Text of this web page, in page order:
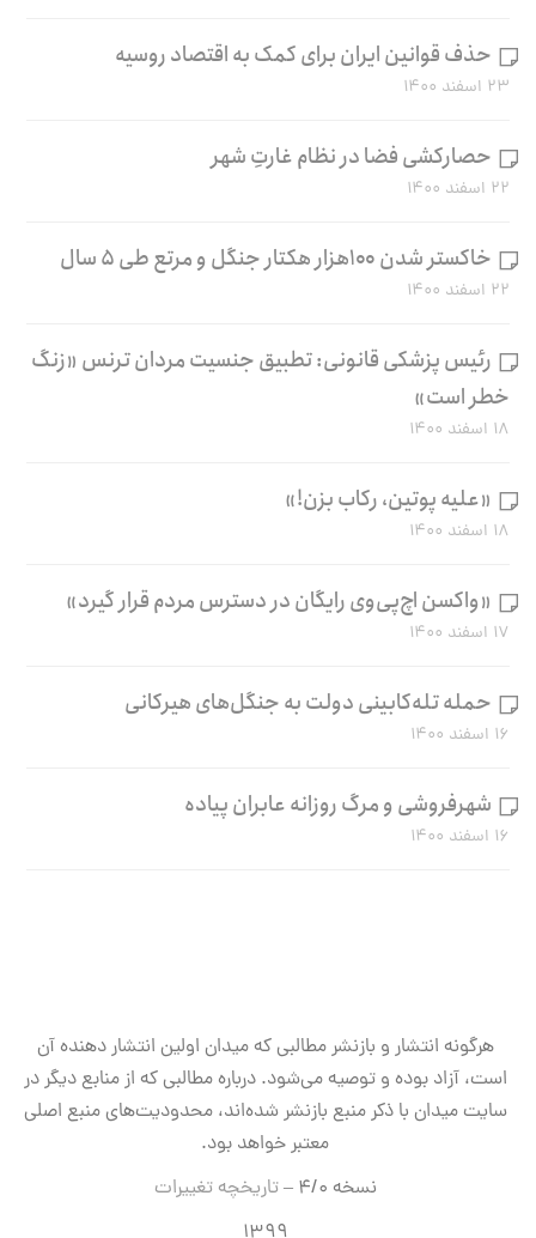
حذف قوانین ایران برای کمک به اقتصاد روسیه
۲۳ اسفند ۱۴۰۰
حصارکشی فضا در نظام غارتِ شهر
۲۲ اسفند ۱۴۰۰
خاکستر شدن ۱۰۰هزار هکتار جنگل و مرتع طی ۵ سال
۲۲ اسفند ۱۴۰۰
رئیس پزشکی قانونی: تطبیق جنسیت مردان ترنس «زنگ
خطر است»
۱۸ اسفند ۱۴۰۰
«علیه پوتین، رکاب بزن!»
۱۸ اسفند ۱۴۰۰
«واکسن اچ‌پی‌وی رایگان در دسترس مردم قرار گیرد»
۱۷ اسفند ۱۴۰۰
حمله تله‌کابینی دولت به جنگل‌های هیرکانی
۱۶ اسفند ۱۴۰۰
شهرفروشی و مرگ روزانه عابران پیاده
۱۶ اسفند ۱۴۰۰
هرگونه انتشار و بازنشر مطالبی که میدان اولین انتشار دهنده آن
است، آزاد بوده و توصیه می‌شود. درباره مطالبی که از منابع دیگر در
سایت میدان با ذکر منبع بازنشر شده‌اند، محدودیت‌های منبع اصلی
معتبر خواهد بود.
نسخه ۴/۰ –
تاریخچه تغییرات